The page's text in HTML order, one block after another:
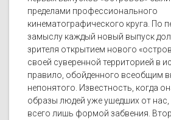
пределами профессионального
кинематографического круга. По
замыслу каждый новый выпуск
зрителя открытием нового
своей суверенной территорией в
правило, обойденного всеобщим
непонятого. Известность, когда
образы людей уже ушедших от нас,
всего лишь формой забвения.